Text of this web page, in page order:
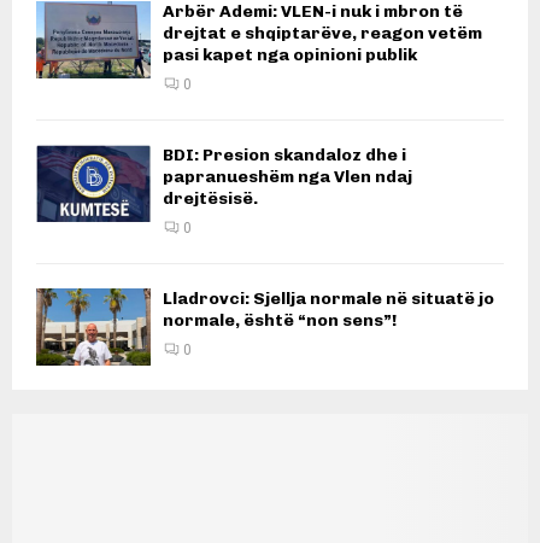
Arbër Ademi: VLEN-i nuk i mbron të
drejtat e shqiptarëve, reagon vetëm
pasi kapet nga opinioni publik
0
BDI: Presion skandaloz dhe i
papranueshëm nga Vlen ndaj
drejtësisë.
0
Lladrovci: Sjellja normale në situatë jo
normale, është “non sens”!
0